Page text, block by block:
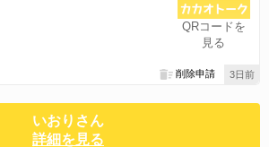
QRコードを
見る
3日前
削除申請
いおりさん
詳細を見る